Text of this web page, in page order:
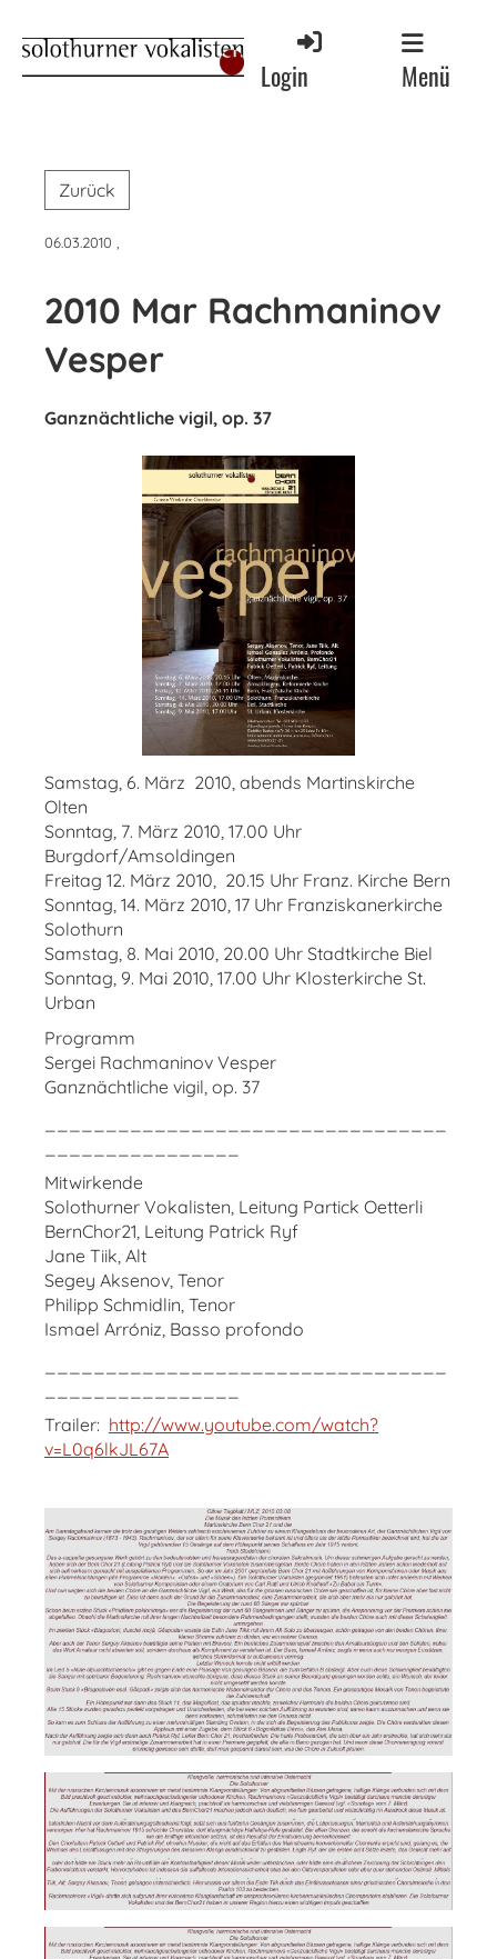
Login Menü
Zurück
06.03.2010
2010 Mar Rachmaninov
Vesper
Ganznächtliche vigil, op. 37
Samstag, 6. März 2010, abends Martinskirche
Olten
Sonntag, 7. März 2010, 17.00 Uhr
Burgdorf/Amsoldingen
Freitag 12. März 2010, 20.15 Uhr Franz. Kirche Bern
Sonntag, 14. März 2010, 17 Uhr Franziskanerkirche
Solothurn
Samstag, 8. Mai 2010, 20.00 Uhr Stadtkirche Biel
Sonntag, 9. Mai 2010, 17.00 Uhr Klosterkirche St.
Urban
Programm
Sergei Rachmaninov Vesper
Ganznächtliche vigil, op. 37
Mitwirkende
Solothurner Vokalisten, Leitung Partick Oetterli
BernChor21, Leitung Patrick Ryf
Jane Tiik, Alt
Segey Aksenov, Tenor
Philipp Schmidlin, Tenor
Ismael Arróniz, Basso profondo
Trailer: http://www.youtube.com/watch?
v=L0q6lkJL67A